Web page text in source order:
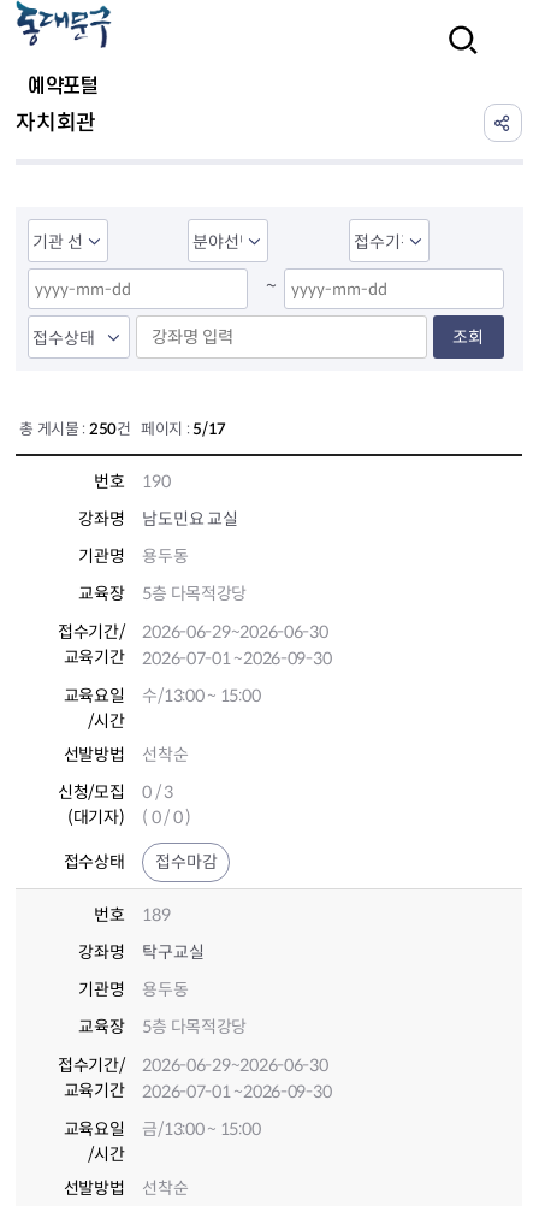
예약포털
자치회관
~
조회
총 게시물 : 250건 페이지 : 5/17
번호
190
강좌명
남도민요 교실
기관명
용두동
교육장
5층 다목적강당
접수기간/
교육기간
2026-06-29~2026-06-30
2026-07-01~2026-09-30
교육요일
/시간
수/13:00 ~ 15:00
선발방법
선착순
신청/모집
(대기자)
0 / 3
( 0 / 0 )
접수상태 접수마감
번호
189
강좌명
탁구교실
기관명
용두동
교육장
5층 다목적강당
접수기간/
교육기간
2026-06-29~2026-06-30
2026-07-01~2026-09-30
교육요일
/시간
금/13:00 ~ 15:00
선발방법
선착순